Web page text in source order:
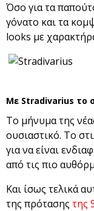
Όσο για τα
γόνατο και τα
looks με
Με Stradivarius το
Το μήνυμα της
ουσιαστικό. Το
για να είναι
από τις πιο
Και ίσως τελικά
της πρότασης της